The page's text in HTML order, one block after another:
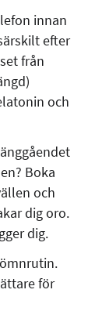
innan
efter
från
och
Boka
och
dig oro.
dig.
för